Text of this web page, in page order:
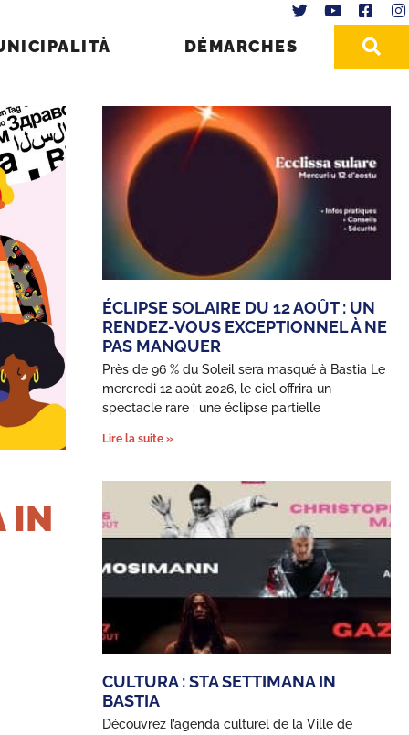
DÉMARCHES
IN
ÉCLIPSE SOLAIRE DU 12 AOÛT : UN
RENDEZ-VOUS EXCEPTIONNEL À NE
PAS MANQUER
Près de 96 % du Soleil sera masqué à Bastia Le
mercredi 12 août 2026, le ciel offrira un
spectacle rare : une éclipse partielle
Lire la suite »
CULTURA : STA SETTIMANA IN
BASTIA
Découvrez l’agenda culturel de la Ville de